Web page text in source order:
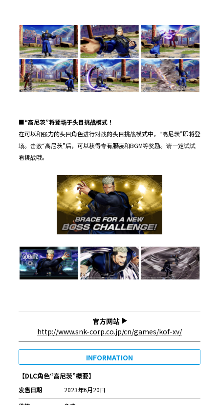
■“高尼茨”将登场于头目挑战模式！
在可以和强力的头目角色进行对战的头目挑战模式中，“高尼茨”即将登
场。击败“高尼茨”后，可以获得专有服装和BGM等奖励。请一定试试
看挑战哦。
官方网站
http://www.snk-corp.co.jp/cn/games/kof-xv/
INFORMATION
【DLC角色“高尼茨”概要】
发售日期
2023年6月20日